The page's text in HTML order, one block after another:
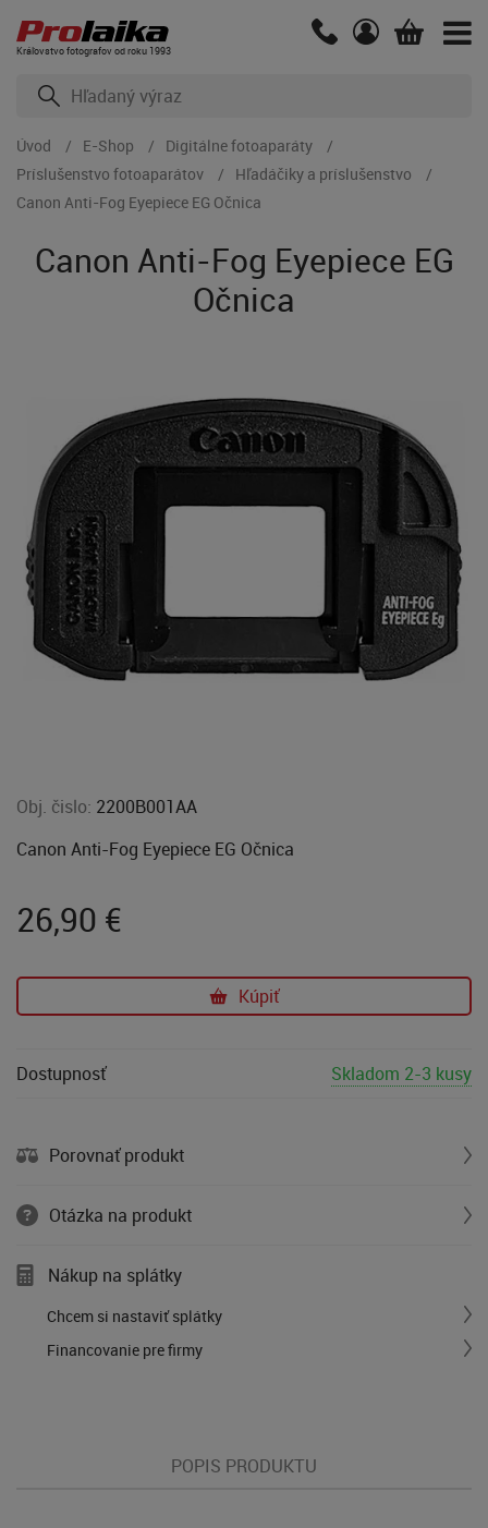
Kráľovstvo fotografov od roku 1993
Úvod E-Shop
Digitálne fotoaparáty
Príslušenstvo fotoaparátov
Hľadáčiky a príslušenstvo
Canon Anti-Fog Eyepiece EG Očnica
Canon Anti-Fog Eyepiece EG
Očnica
Obj. čislo: 2200B001AA
Canon Anti-Fog Eyepiece EG Očnica
26,90 €
Kúpiť
Dostupnosť Skladom 2-3 kusy
Porovnať produkt
Otázka na produkt
Nákup na splátky
Chcem si nastaviť splátky
Financovanie pre firmy
POPIS PRODUKTU